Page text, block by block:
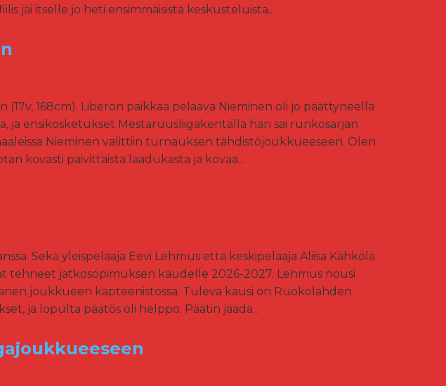
jäi itselle jo heti ensimmäisistä keskusteluista...
168cm). Liberon paikkaa pelaava Nieminen oli jo päättyneellä
ja ensikosketukset Mestaruusliigakentällä hän sai runkosarjan
Nieminen valittiin turnauksen tähdistöjoukkueeseen. Olen
kovasti päivittäistä laadukasta ja kovaa...
Sekä yleispelaaja Eevi Lehmus että keskipelaaja Aliisa Kähkölä
tehneet jatkosopimuksen kaudelle 2026-2027. Lehmus nousi
joukkueen kapteenistossa. Tuleva kausi on Ruokolahden
ja lopulta päätös oli helppo. Päätin jäädä...